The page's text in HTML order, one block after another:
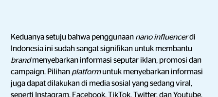
Keduanya setuju bahwa penggunaan nano influencerdi
Indonesia ini sudah sangat signifikan untuk membantu
brandmenyebarkan informasi seputar iklan, promosi dan
campaign. Pilihan platformuntuk menyebarkan informasi
juga dapat dilakukan di media sosial yang sedang viral,
seperti Instagram, Facebook, TikTok, Twitter, dan Youtube.